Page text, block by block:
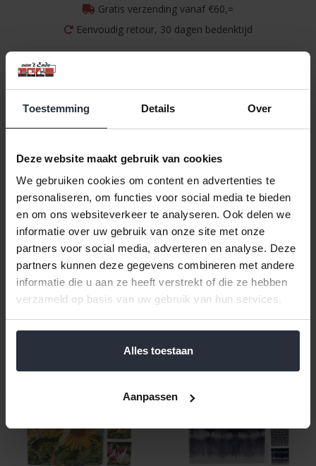
Toestemming Details Over
Deze website maakt gebruik van cookies
We gebruiken cookies om content en advertenties te
personaliseren, om functies voor social media te bieden
en om ons websiteverkeer te analyseren. Ook delen we
informatie over uw gebruik van onze site met onze
partners voor social media, adverteren en analyse. Deze
partners kunnen deze gegevens combineren met andere
informatie die u aan ze heeft verstrekt of die ze hebben
verzameld op basis van uw gebruik van hun services.
Alles toestaan
Aanpassen
Gratis verzending vanaf €60,=
Eenvoudig retour, 30 dagen bedenktijd
Servetringen Ovaal S/4
Gero Living
€9,99 Incl. btw
€8,26 Excl. btw
Beschikbaar
In winkelwagen
Servetten 20sts 33x33cm
€1,00 Incl. btw
€0,83 Excl. btw
Beschikbaar
In winkelwagen